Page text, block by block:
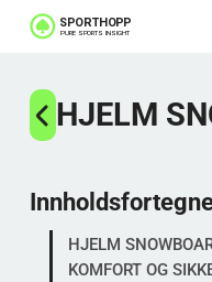
hovedinnhold
HJELM
HJELM
KOMFORT OG